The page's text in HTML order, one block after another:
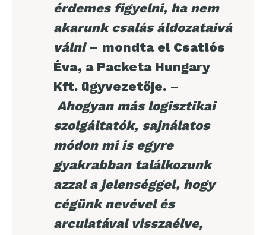
érdemes figyelni, ha nem
akarunk csalás áldozataivá
válni– mondta el Csatlós
Éva, a Packeta Hungary
Kft. ügyvezetője. –
Ahogyan más logisztikai
szolgáltatók, sajnálatos
módon mi is egyre
gyakrabban találkozunk
azzal a jelenséggel, hogy
cégünk nevével és
arculatával visszaélve,